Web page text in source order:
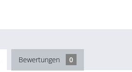
Bewertungen 0